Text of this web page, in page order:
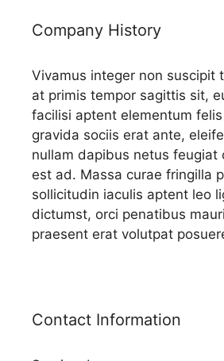
Company History
Vivamus integer non suscipit
at primis tempor sagittis sit,
facilisi aptent elementum
gravida sociis erat ante,
nullam dapibus netus feugiat
est ad. Massa curae fringilla
sollicitudin iaculis aptent leo
dictumst, orci penatibus
praesent erat volutpat
Contact Information